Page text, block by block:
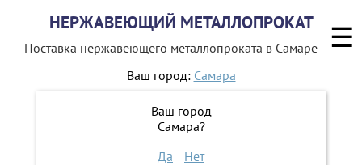
НЕРЖАВЕЮЩИЙ МЕТАЛЛОПРОКАТ
Поставка нержавеющего металлопроката в Самаре
Ваш город: Самара
Ваш город
Самара?
Да
Нет
8 800 551-16-44
ЗАКАЗАТЬ ОБРАТНЫЙ ЗВОНОК
☰